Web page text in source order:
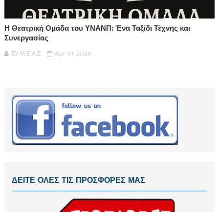
Η Θεατρική Ομάδα του ΥΝΑΝΠ: Ένα Ταξίδι Τέχνης και
Συνεργασίας
ΣΥ.Μ.Ε.Λ.Σ. Apr 01, 2026
ΔΕΙΤΕ ΟΛΕΣ ΤΙΣ ΠΡΟΣΦΟΡΕΣ ΜΑΣ